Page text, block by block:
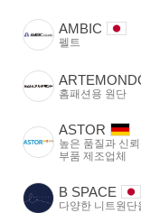
AMBIC
펠트
홈패션용 원단
ASTOR
높은 품질과 신
부품 제조업체
B SPACE
다양한 니트원단